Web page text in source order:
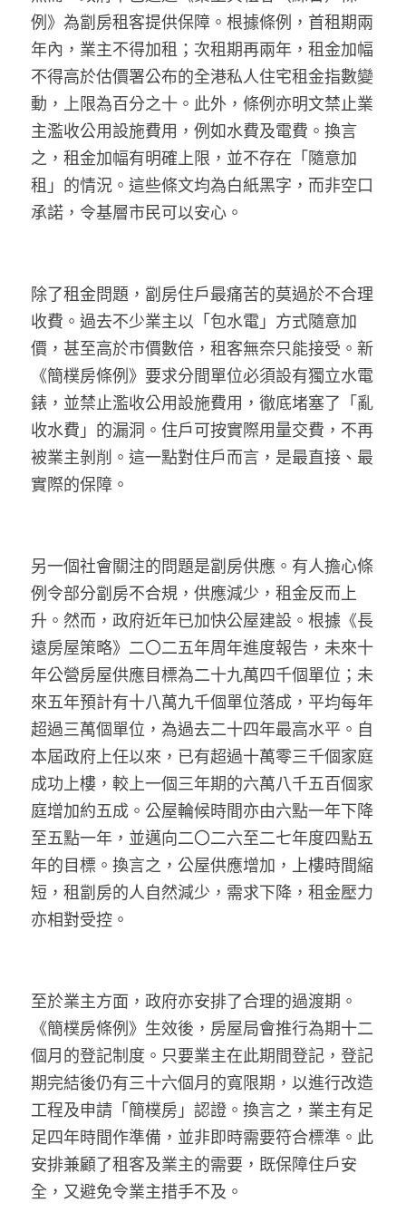
例》為劏房租客提供保障。根據條例，首租期兩
年內，業主不得加租；次租期再兩年，租金加幅
不得高於估價署公布的全港私人住宅租金指數變
動，上限為百分之十。此外，條例亦明文禁止業
主濫收公用設施費用，例如水費及電費。換言
之，租金加幅有明確上限，並不存在「隨意加
租」的情況。這些條文均為白紙黑字，而非空口
承諾，令基層市民可以安心。
除了租金問題，劏房住戶最痛苦的莫過於不合理
收費。過去不少業主以「包水電」方式隨意加
價，甚至高於市價數倍，租客無奈只能接受。新
《簡樸房條例》要求分間單位必須設有獨立水電
錶，並禁止濫收公用設施費用，徹底堵塞了「亂
收水費」的漏洞。住戶可按實際用量交費，不再
被業主剝削。這一點對住戶而言，是最直接、最
實際的保障。
另一個社會關注的問題是劏房供應。有人擔心條
例令部分劏房不合規，供應減少，租金反而上
升。然而，政府近年已加快公屋建設。根據《長
遠房屋策略》二〇二五年周年進度報告，未來十
年公營房屋供應目標為二十九萬四千個單位；未
來五年預計有十八萬九千個單位落成，平均每年
超過三萬個單位，為過去二十四年最高水平。自
本屆政府上任以來，已有超過十萬零三千個家庭
成功上樓，較上一個三年期的六萬八千五百個家
庭增加約五成。公屋輪候時間亦由六點一年下降
至五點一年，並邁向二〇二六至二七年度四點五
年的目標。換言之，公屋供應增加，上樓時間縮
短，租劏房的人自然減少，需求下降，租金壓力
亦相對受控。
至於業主方面，政府亦安排了合理的過渡期。
《簡樸房條例》生效後，房屋局會推行為期十二
個月的登記制度。只要業主在此期間登記，登記
期完結後仍有三十六個月的寬限期，以進行改造
工程及申請「簡樸房」認證。換言之，業主有足
足四年時間作準備，並非即時需要符合標準。此
安排兼顧了租客及業主的需要，既保障住戶安
全，又避免令業主措手不及。